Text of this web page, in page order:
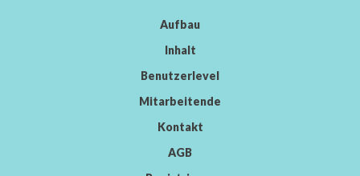
Aufbau
Inhalt
Benutzerlevel
Mitarbeitende
Kontakt
AGB